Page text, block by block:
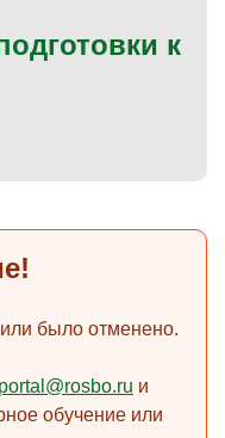
к
было отменено.
portal@rosbo.ru и
обучение или